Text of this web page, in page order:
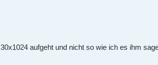
aufgeht und nicht so wie ich es ihm